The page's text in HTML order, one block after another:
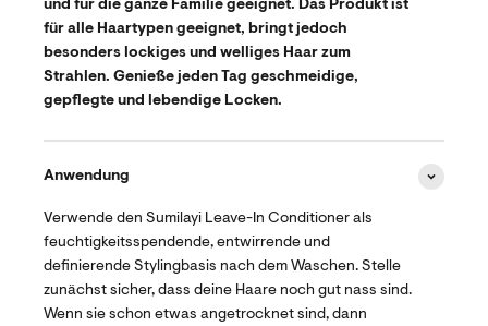
und für die ganze Familie geeignet. Das Produkt ist
für alle Haartypen geeignet, bringt jedoch
besonders lockiges und welliges Haar zum
Strahlen. Genieße jeden Tag geschmeidige,
gepflegte und lebendige Locken.
Anwendung
Verwende den Sumilayi Leave-In Conditioner als
feuchtigkeitsspendende, entwirrende und
definierende Stylingbasis nach dem Waschen. Stelle
zunächst sicher, dass deine Haare noch gut nass sind.
Wenn sie schon etwas angetrocknet sind, dann